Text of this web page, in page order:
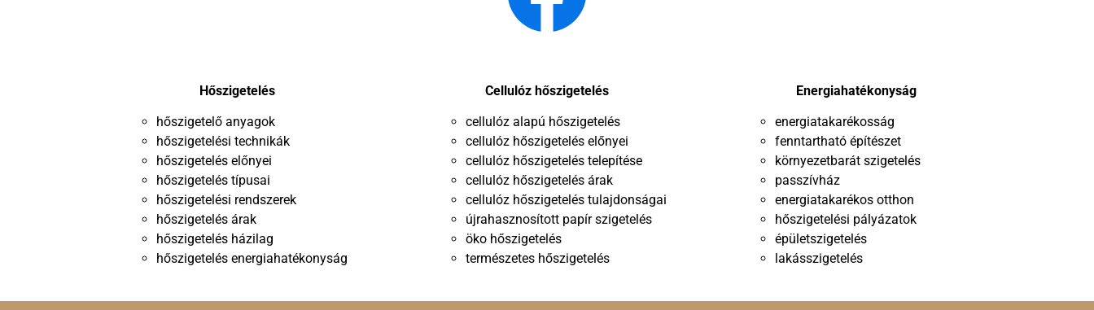
Hőszigetelés
hőszigetelő anyagok
hőszigetelési technikák
hőszigetelés előnyei
hőszigetelés típusai
hőszigetelési rendszerek
hőszigetelés árak
hőszigetelés házilag
hőszigetelés energiahatékonyság
Cellulóz hőszigetelés
cellulóz alapú hőszigetelés
cellulóz hőszigetelés előnyei
cellulóz hőszigetelés telepítése
cellulóz hőszigetelés árak
cellulóz hőszigetelés tulajdonságai
újrahasznosított papír szigetelés
öko hőszigetelés
természetes hőszigetelés
Energiahatékonyság
energiatakarékosság
fenntartható építészet
környezetbarát szigetelés
passzívház
energiatakarékos otthon
hőszigetelési pályázatok
épületszigetelés
lakásszigetelés